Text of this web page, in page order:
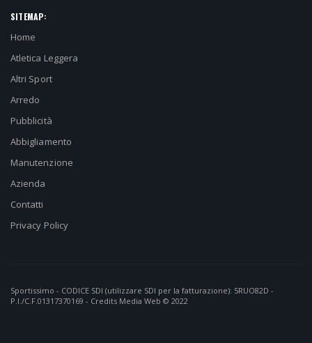
SITEMAP:
Home
Atletica Leggera
Altri Sport
Arredo
Pubblicità
Abbigliamento
Manutenzione
Azienda
Contatti
Privacy Policy
Sportissimo - CODICE SDI (utilizzare SDI per la fatturazione): 5RUO82D -
P.I./C.F.01317370169 - Credits Media Web © 2022